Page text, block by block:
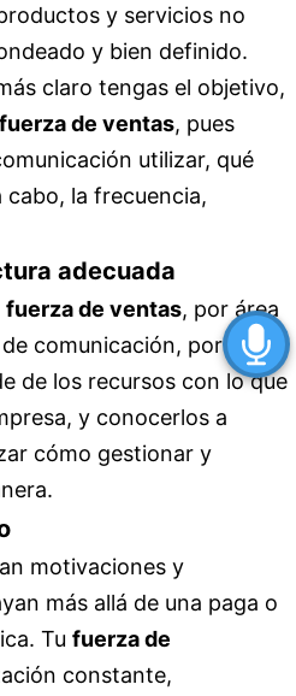
y servicios no
y bien definido.
claro tengas el objetivo,
fuerza de ventas, pues
utilizar, qué
la frecuencia,
adecuada
fuerza de ventas, por área
comunicación, por
de los recursos con lo que
y conocerlos a
cómo gestionar y
motivaciones y
más allá de una paga o
Tu fuerza de
constante,